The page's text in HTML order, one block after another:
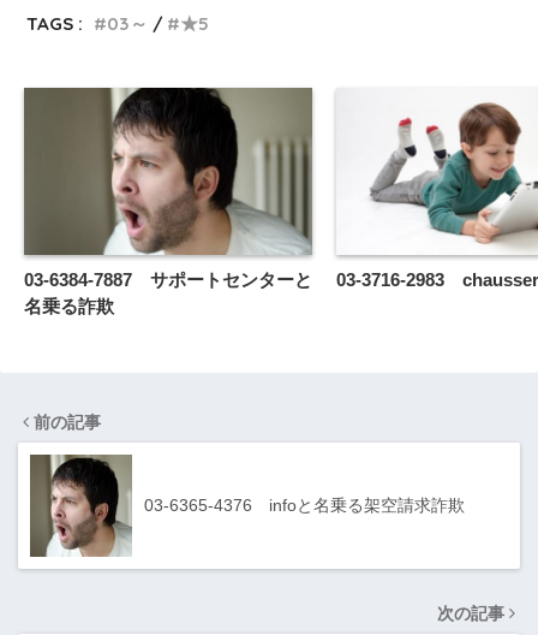
TAGS :
03～ ★5
03-6384-7887 サポートセンターと
名乗る詐欺
03-3716-2983
前の記事
03-6365-4376 infoと名乗る架空請求詐欺
次の記事